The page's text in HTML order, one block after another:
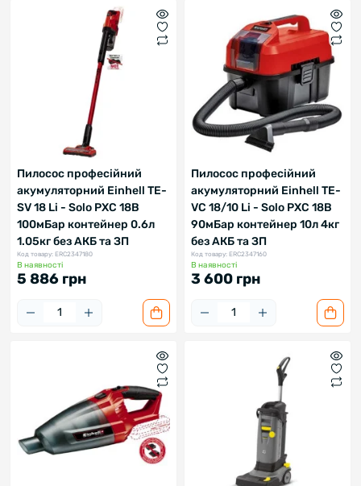
Пилосос професійний
акумуляторний Einhell TE-
SV 18 Li - Solo PXC 18В
100мБар контейнер 0.6л
1.05кг без АКБ та ЗП
Код товару: ERC2347180
В наявності
5 886 грн
Пилосос професійний
акумуляторний Einhell TE-
VC 18/10 Li - Solо PXC 18В
90мБар контейнер 10л 4кг
без АКБ та ЗП
Код товару: ERC2347160
В наявності
3 600 грн